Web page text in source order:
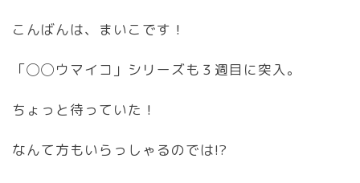
こんばんは、まいこです！
「◯◯ウマイコ」シリーズも３週目に突入。
ちょっと待っていた！
なんて方もいらっしゃるのでは!?